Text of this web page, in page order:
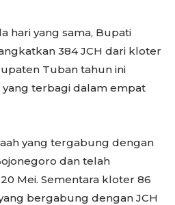
hari yang sama, Bupati
384 JCH dari kloter
Tuban tahun ini
yang terbagi dalam empat
yang tergabung dengan
dan telah
Mei. Sementara kloter 86
bergabung dengan JCH